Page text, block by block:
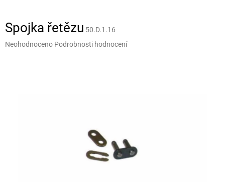
Spojka řetězu 50.D.1.16
Průměrné
Neohodnoceno Podrobnosti hodnocení